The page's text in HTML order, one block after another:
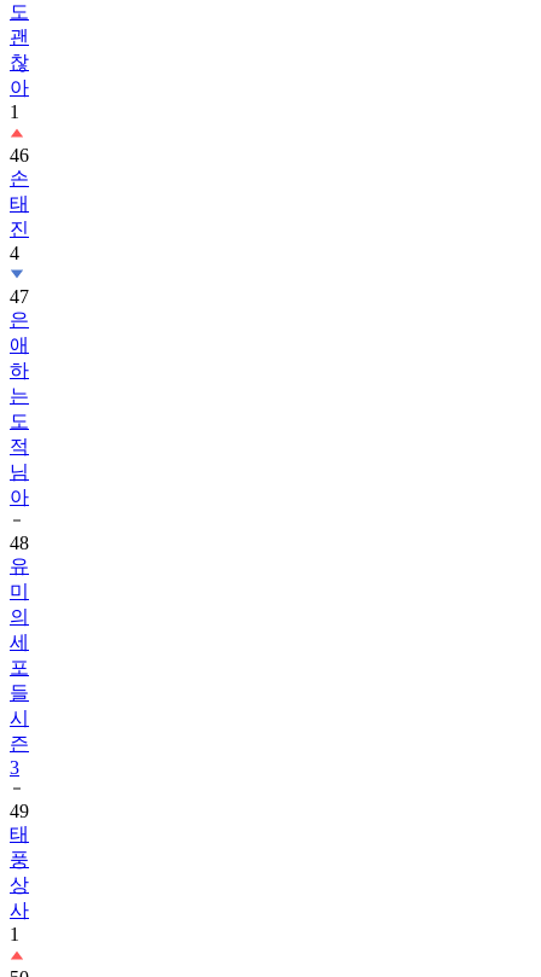
찮
아
1
46
손
태
진
4
47
은
애
하
는
도
적
님
아
48
유
미
의
세
포
들
시
즌
3
49
태
풍
상
사
1
50
손